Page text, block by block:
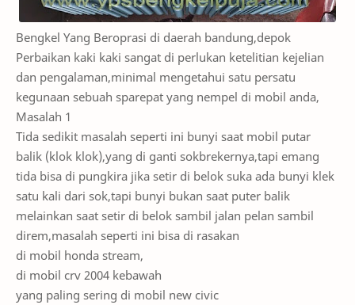
Bengkel Yang Beroprasi di daerah bandung,depok
Perbaikan kaki kaki sangat di perlukan ketelitian kejelian
dan pengalaman,minimal mengetahui satu persatu
kegunaan sebuah sparepat yang nempel di mobil anda,
Masalah 1
Tida sedikit masalah seperti ini bunyi saat mobil putar
balik (klok klok),yang di ganti sokbrekernya,tapi emang
tida bisa di pungkira jika setir di belok suka ada bunyi klek
satu kali dari sok,tapi bunyi bukan saat puter balik
melainkan saat setir di belok sambil jalan pelan sambil
direm,masalah seperti ini bisa di rasakan
di mobil honda stream,
di mobil crv 2004 kebawah
yang paling sering di mobil new civic